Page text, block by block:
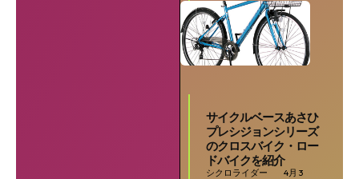
サイクルベースあさひ
プレシジョンシリーズ
のクロスバイク・ロー
ドバイクを紹介
シクロライダー 4月 3